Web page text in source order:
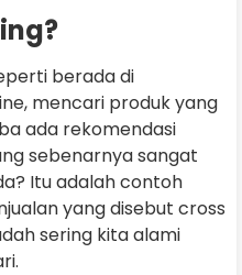
berada di
mencari produk yang
ada rekomendasi
sebenarnya sangat
Itu adalah contoh
yang disebut cross
sering kita alami